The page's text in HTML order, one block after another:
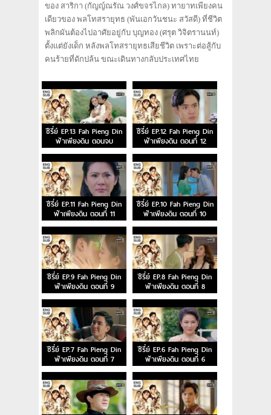
ของ สาริกา (กัญญ์ณรัณ วงศ์ขจรไกล) ทายาทเพียงคน
เดียวของ พลโทสรายุทธ (พันเอกวันชนะ สวัสดี) ที่ชีวิต
พลิกผันต้องไปอาศัยอยู่กับ บุญทอง (ศรุต วิจิตรานนท์)
ตั้งแต่ยังเด็ก หลังพลโทสรายุทธเสียชีวิต เพราะต่อสู้กับ
คนร้ายที่ดักปล้น ขณะเดินทางกลับประเทศไทย
ซีรี่ย์ EP.13 Fah Pieng Din
ฟ้าเพียงดิน ตอนจบ
ซีรี่ย์ EP.12 Fah Pieng Din
ฟ้าเพียงดิน ตอนที่ 12
ซีรี่ย์ EP.11 Fah Pieng Din
ฟ้าเพียงดิน ตอนที่ 11
ซีรี่ย์ EP.10 Fah Pieng Din
ฟ้าเพียงดิน ตอนที่ 10
ซีรี่ย์ EP.9 Fah Pieng Din
ฟ้าเพียงดิน ตอนที่ 9
ซีรี่ย์ EP.8 Fah Pieng Din
ฟ้าเพียงดิน ตอนที่ 8
ซีรี่ย์ EP.7 Fah Pieng Din
ฟ้าเพียงดิน ตอนที่ 7
ซีรี่ย์ EP.6 Fah Pieng Din
ฟ้าเพียงดิน ตอนที่ 6